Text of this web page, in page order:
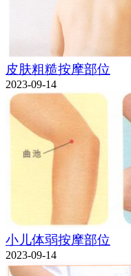
皮肤粗糙按摩部位
2023-09-14
小儿体弱按摩部位
2023-09-14